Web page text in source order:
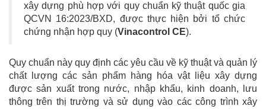
xây dựng phù hợp với quy chuẩn kỹ thuật quốc gia
QCVN 16:2023/BXD, được thực hiện bởi tổ chức
chứng nhận hợp quy (Vinacontrol CE).
Quy chuẩn này quy định các yêu cầu về kỹ thuật và quản lý
chất lượng các sản phẩm hàng hóa vật liệu xây dựng
được sản xuất trong nước, nhập khẩu, kinh doanh, lưu
thông trên thị trường và sử dụng vào các công trình xây